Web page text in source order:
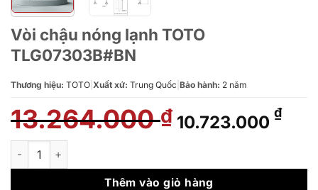
Vòi chậu nóng lạnh TOTO
TLG07303B#BN
Thương hiệu: TOTO Xuất xứ: Trung Quốc Bảo hành: 2 năm
13.264.000₫ Giá
gốc
13.264.000 ₫.
10.723.000 ₫Giá
là:
Vòi chậu nóng lạnh TOTO TLG07303B#BN số lượng
Thêm vào giỏ hàng